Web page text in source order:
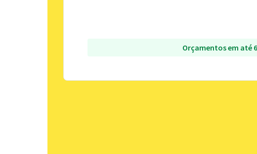
Orçamentos em até